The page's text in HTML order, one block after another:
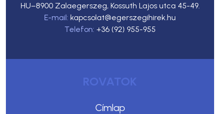
HU–8900 Zalaegerszeg, Kossuth Lajos utca 45-49.
E-mail: kapcsolat@egerszegihirek.hu
Telefon: +36 (92) 955-955
ROVATOK
Címlap